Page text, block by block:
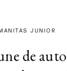
JUNIOR
de